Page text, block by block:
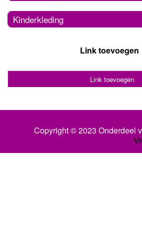
Kinderkleding
Link toevoegen
Link toevoegen
Copyright © 2023 Onderdeel